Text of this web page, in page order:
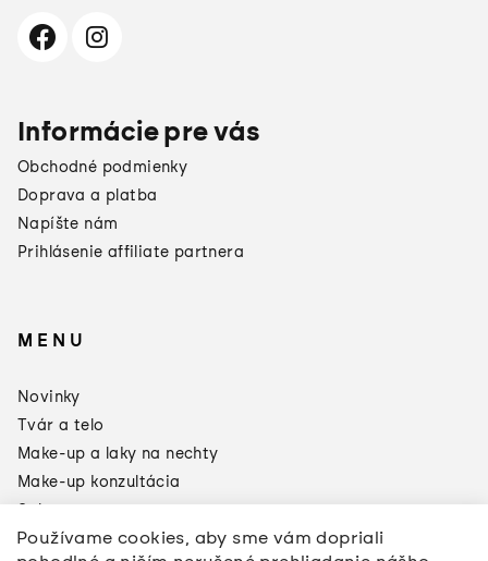
Používame cookies, aby sme vám dopriali
Informácie pre vás
Obchodné podmienky
Doprava a platba
Napíšte nám
Prihlásenie affiliate partnera
MENU
Novinky
Tvár a telo
Make-up a laky na nechty
Make-up konzultácia
Sale
Značky
zásoby:
3 produkty = Green Odlakovač